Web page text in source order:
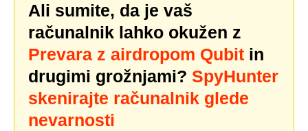
Ali sumite, da je vaš
računalnik lahko okužen z
Prevara z airdropom Qubit in
drugimi grožnjami? SpyHunter
skenirajte računalnik glede
nevarnosti